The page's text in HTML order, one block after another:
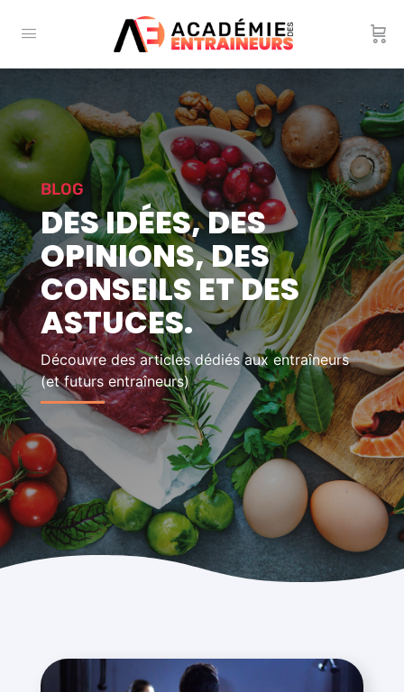
BLOG
DES IDÉES, DES
OPINIONS, DES
CONSEILS ET DES
ASTUCES.
Découvre des articles dédiés aux entraîneurs
(et futurs entraîneurs)